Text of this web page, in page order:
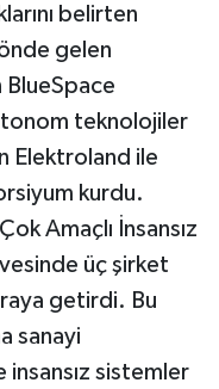
belirten
gelen
BlueSpace
teknolojiler
Elektroland ile
kurdu.
Amaçlı İnsansız
üç şirket
getirdi. Bu
sanayi
sistemler